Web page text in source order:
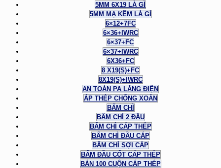
5MM 6X19 LÀ GÌ
5MM MẠ KẼM LÀ GÌ
6×12+7FC
6×36+IWRC
6×37+FC
6×37+IWRC
6X36+FC
8 X19(S)+FC
8X19(S)+IWRC
AN TOÀN PA LĂNG ĐIỆN
ÁP THÉP CHỐNG XOẮN
BẤM CHÌ
BẤM CHÌ 2 ĐẦU
BẤM CHÌ CÁP THÉP
BẤM CHÌ ĐẦU CÁP
BẤM CHÌ SỢI CÁP
BẤM ĐẦU CỐT CÁP THÉP
BÁN 100 CUỘN CÁP THÉP